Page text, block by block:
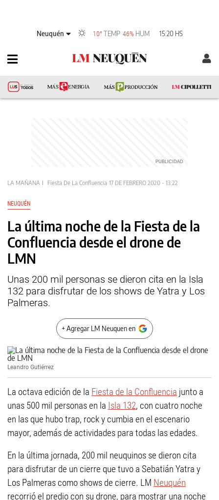
Neuquén 10° TEMP 46% HUM 15:20 HS
LA MAÑANA Fiesta De La Confluencia 17 DE FEBRERO 2020 - 13:22
NEUQUÉN
La última noche de la Fiesta de la
Confluencia desde el drone de
LMN
Unas 200 mil personas se dieron cita en la Isla
132 para disfrutar de los shows de Yatra y Los
Palmeras.
+ Agregar LM Neuquen en
Leandro Gutiérrez
La octava edición de la Fiesta de la Confluencia junto a
unas 500 mil personas en la Isla 132, con cuatro noche
en las que hubo trap, rock y cumbia en el escenario
mayor, además de actividades para todas las edades.
En la última jornada, 200 mil neuquinos se dieron cita
para disfrutar de un cierre que tuvo a Sebatián Yatra y
Los Palmeras como shows de cierre. LM Neuquén
recorrió el predio con su drone, para mostrar una noche